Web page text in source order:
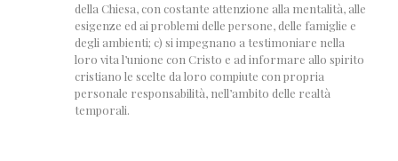
della Chiesa, con costante attenzione alla mentalità, alle
esigenze ed ai problemi delle persone, delle famiglie e
degli ambienti; c) si impegnano a testimoniare nella
loro vita l’unione con Cristo e ad informare allo spirito
cristiano le scelte da loro compiute con propria
personale responsabilità, nell’ambito delle realtà
temporali.